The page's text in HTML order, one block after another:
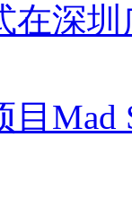
在深
Mad